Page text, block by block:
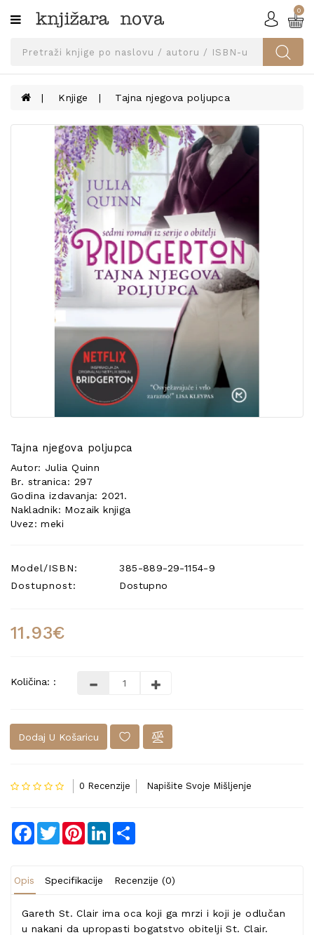
Kategorije
SVEUČILIŠNA
UDŽBENICI
KNJIGE
PRIBOR
UDŽBENIKE!
KONTAKT
POSEBNA
0
Knjige Tajna njegova poljupca
Tajna njegova poljupca
Autor: Julia Quinn
Br. stranica: 297
Godina izdavanja: 2021.
Nakladnik: Mozaik knjiga
Uvez: meki
Model/ISBN:
385-889-29-1154-9
Dostupnost:
Dostupno
11.93€
Količina: :
Dodaj U Košaricu
0 Recenzije Napišite Svoje Mišljenje
Facebook
TwitterPinterestLinkedIn
Opis Specifikacije Recenzije (0)
Gareth St. Clair ima oca koji ga mrzi i koji je odlučan
u nakani da upropasti bogatstvo obitelji St. Clair.